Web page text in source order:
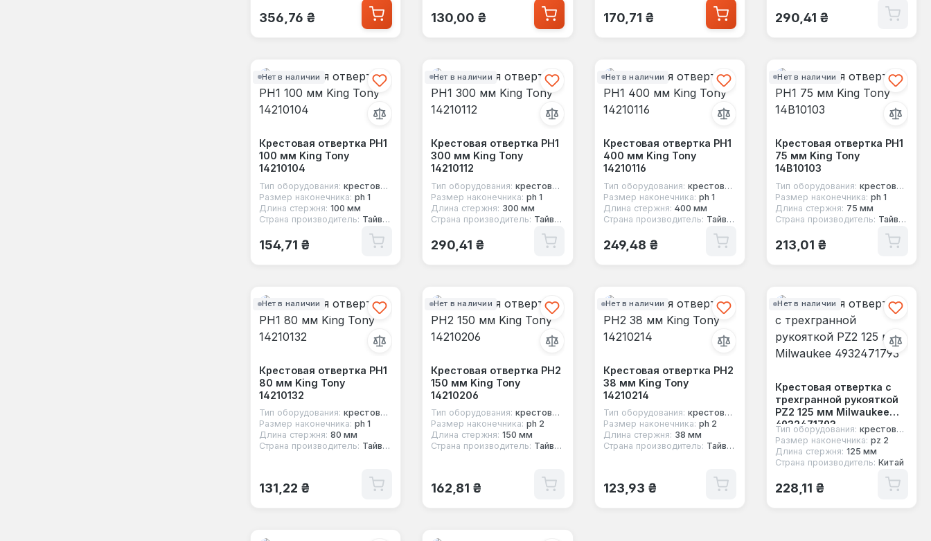
Обычная цена:
356,76 ₴ Обычная цена:
130,00 ₴ Обычная цена:
170,71 ₴ Обычная цена:
290,41 ₴
Нет в наличии
Крестовая отвертка PH1
100 мм King Tony
14210104
Тип оборудования: крестовая отвертка
Размер наконечника: ph 1
Длина стержня: 100 мм
Страна производитель: Тайвань
Обычная цена:
154,71 ₴
Нет в наличии
Крестовая отвертка PH1
300 мм King Tony
14210112
Тип оборудования: крестовая отвертка
Размер наконечника: ph 1
Длина стержня: 300 мм
Страна производитель: Тайвань
Обычная цена:
290,41 ₴
Нет в наличии
Крестовая отвертка PH1
400 мм King Tony
14210116
Тип оборудования: крестовая отвертка
Размер наконечника: ph 1
Длина стержня: 400 мм
Страна производитель: Тайвань
Обычная цена:
249,48 ₴
Нет в наличии
Крестовая отвертка PH1
75 мм King Tony
14B10103
Тип оборудования: крестовая отвертка
Размер наконечника: ph 1
Длина стержня: 75 мм
Страна производитель: Тайвань
Обычная цена:
213,01 ₴
Нет в наличии
Крестовая отвертка PH1
80 мм King Tony
14210132
Тип оборудования: крестовая отвертка
Размер наконечника: ph 1
Длина стержня: 80 мм
Страна производитель: Тайвань
Обычная цена:
131,22 ₴
Нет в наличии
Крестовая отвертка PH2
150 мм King Tony
14210206
Тип оборудования: крестовая отвертка
Размер наконечника: ph 2
Длина стержня: 150 мм
Страна производитель: Тайвань
Обычная цена:
162,81 ₴
Нет в наличии
Крестовая отвертка PH2
38 мм King Tony
14210214
Тип оборудования: крестовая отвертка
Размер наконечника: ph 2
Длина стержня: 38 мм
Страна производитель: Тайвань
Обычная цена:
123,93 ₴
Нет в наличии
Крестовая отвертка с
трехгранной рукояткой
PZ2 125 мм Milwaukee
4932471793
Тип оборудования: крестовая отвертка
Размер наконечника: pz 2
Длина стержня: 125 мм
Страна производитель: Китай
Обычная цена:
228,11 ₴